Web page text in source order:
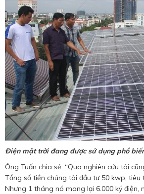
Điện mặt trời đang được sử dụng phổ
Ông Tuấn chia sẻ: “Qua nghiên cứu tôi
Tổng số tiền chúng tôi đầu tư 50 kwp, tiêu
Nhưng 1 tháng nó mang lại 6.000 ký điện,